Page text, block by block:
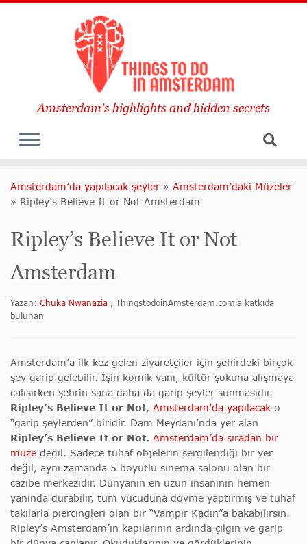
Amsterdam's highlights and hidden secrets
Amsterdam’da yapılacak şeyler » Amsterdam’daki Müzeler
» Ripley’s Believe It or Not Amsterdam
Ripley’s Believe It or Not
Amsterdam
Yazan: Chuka Nwanazia , ThingstodoinAmsterdam.com'a katkıda
bulunan
Amsterdam’a ilk kez gelen ziyaretçiler için şehirdeki birçok
şey garip gelebilir. İşin komik yanı, kültür şokuna alışmaya
çalışırken şehrin sana daha da garip şeyler sunmasıdır.
Ripley’s Believe It or Not, Amsterdam’da yapılacak o
“garip şeylerden” biridir. Dam Meydanı’nda yer alan
Ripley’s Believe It or Not, Amsterdam’da sıradan bir
müze değil. Sadece tuhaf objelerin sergilendiği bir yer
değil, aynı zamanda 5 boyutlu sinema salonu olan bir
cazibe merkezidir. Dünyanın en uzun insanının hemen
yanında durabilir, tüm vücuduna dövme yaptırmış ve tuhaf
takılarla piercingleri olan bir “Vampir Kadın”a bakabilirsin.
Ripley’s Amsterdam’ın kapılarının ardında çılgın ve garip